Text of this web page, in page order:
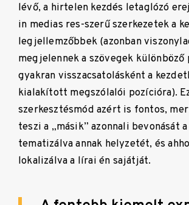
lévő, a hirtelen kezdés letaglózó
in medias res-szerű szerkezetek a
legjellemzőbbek (azonban
megjelennek a szövegek különböző
gyakran visszacsatolásként a
kialakított megszólalói pozícióra).
szerkesztésmód azért is fontos,
teszi a „másik” azonnali bevonását
tematizálva annak helyzetét, és
lokalizálva a lírai én sajátját.